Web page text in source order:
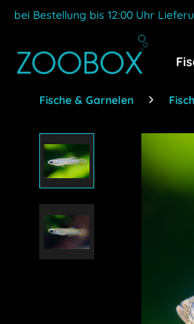
bei Bestellung bis 12:00 Uhr
Fische & Garnelen